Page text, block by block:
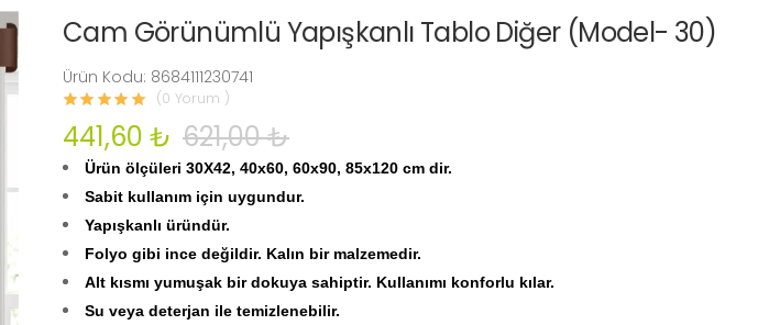
Cam Görünümlü Yapışkanlı Tablo Diğer (Model- 30)
Ürün Kodu: 8684111230741
(0 Yorum )
441,60 ₺ 621,00 ₺
Ürün ölçüleri 30X42, 40x60, 60x90, 85x120 cm dir.
Sabit kullanım için uygundur.
Yapışkanlı üründür.
Folyo gibi ince değildir. Kalın bir malzemedir.
Alt kısmı yumuşak bir dokuya sahiptir. Kullanımı konforlu kılar.
Su veya deterjan ile temizlenebilir.